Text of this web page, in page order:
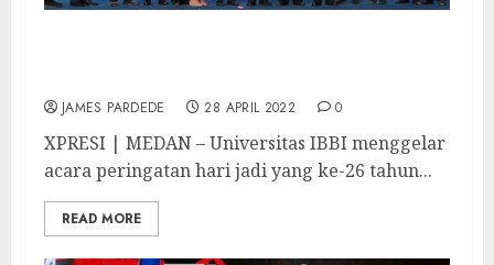
JAMES PARDEDE 28 APRIL 2022 0
XPRESI | MEDAN – Universitas IBBI menggelar
acara peringatan hari jadi yang ke-26 tahun...
READ MORE